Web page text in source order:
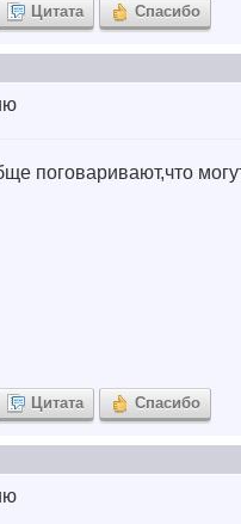
Цитата Спасибо
поговаривают,что
Цитата Спасибо